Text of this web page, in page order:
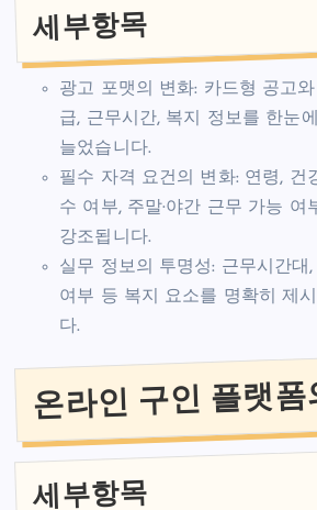
세부항목
광고 포맷의 변화: 카드형 공고
급, 근무시간, 복지 정보를 한눈
늘었습니다.
필수 자격 요건의 변화: 연령, 건
수 여부, 주말·야간 근무 가능 여
강조됩니다.
실무 정보의 투명성: 근무시간대
여부 등 복지 요소를 명확히 제
다.
온라인 구인 플랫
세부항목